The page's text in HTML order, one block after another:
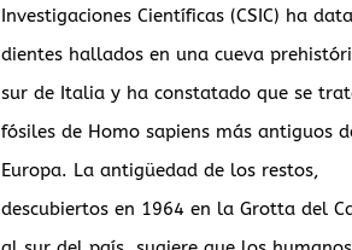
Investigaciones Científicas (CSIC) ha
dientes hallados en una cueva
sur de Italia y ha constatado que se
fósiles de Homo sapiens más antiguos
Europa. La antigüedad de los restos,
descubiertos en 1964 en la Grotta del